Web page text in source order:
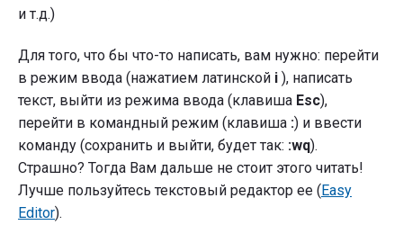
и т.д.)
Для того, что бы что-то написать, вам нужно: перейти
в режим ввода (нажатием латинской i ), написать
текст, выйти из режима ввода (клавиша Esc),
перейти в командный режим (клавиша :) и ввести
команду (сохранить и выйти, будет так: :wq).
Страшно? Тогда Вам дальше не стоит этого читать!
Лучше пользуйтесь текстовый редактор ee ( Easy
Editor).